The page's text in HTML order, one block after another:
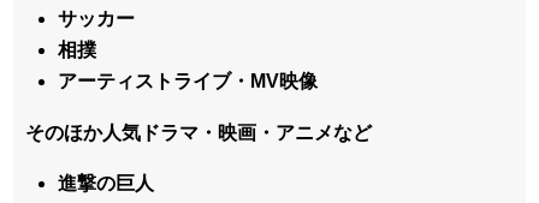
サッカー
相撲
アーティストライブ・MV映像
そのほか人気ドラマ・映画・アニメなど
進撃の巨人